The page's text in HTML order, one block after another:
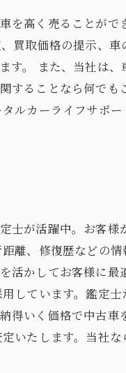
を高く売ることがで
買取価格の提示、
す。 また、当社は、
ることなら何でも
ルカーライフサポー
士が活躍中。お客様
離、修復歴などの
活かしてお客様に最
しています。鑑定
得いく価格で中古車
いたします。当社な